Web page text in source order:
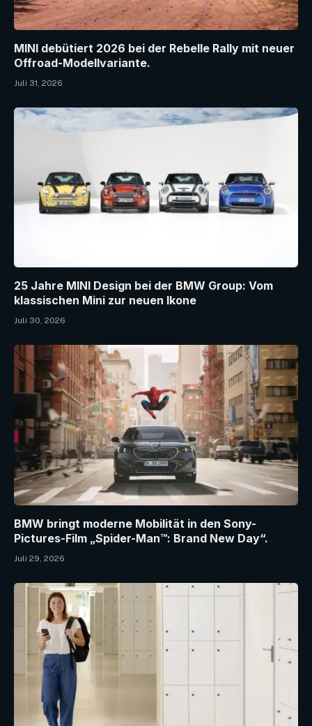
MINI debütiert 2026 bei der Rebelle Rally mit neuer
Offroad-Modellvariante.
Juli 31, 2026
25 Jahre MINI Design bei der BMW Group: Vom
klassischen Mini zur neuen Ikone
Juli 30, 2026
BMW bringt moderne Mobilität in den Sony-
Pictures-Film „Spider-Man™: Brand New Day“.
Juli 29, 2026